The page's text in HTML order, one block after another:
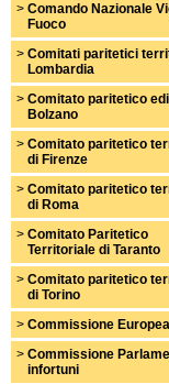
> Comando Nazionale
Fuoco
> Comitati paritetici
Lombardia
> Comitato paritetico
Bolzano
> Comitato paritetico
di Firenze
> Comitato paritetico
di Roma
> Comitato Paritetico
Territoriale di Taranto
> Comitato paritetico
di Torino
> Commissione Europea
> Commissione
infortuni